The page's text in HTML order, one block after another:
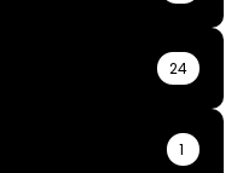
24
1